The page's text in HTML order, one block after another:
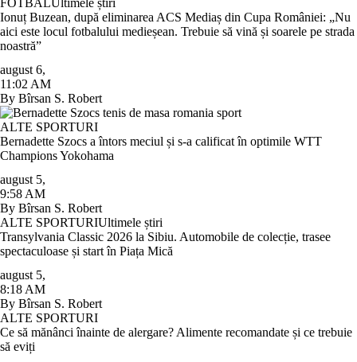
Ionuț Buzean, după eliminarea ACS Mediaș din Cupa României: „Nu
aici este locul fotbalului medieșean. Trebuie să vină și soarele pe strada
noastră”
august 6,
11:02 AM
By Bîrsan S. Robert
ALTE SPORTURI
Bernadette Szocs a întors meciul și s-a calificat în optimile WTT
Champions Yokohama
august 5,
9:58 AM
By Bîrsan S. Robert
ALTE SPORTURIUltimele știri
Transylvania Classic 2026 la Sibiu. Automobile de colecție, trasee
spectaculoase și start în Piața Mică
august 5,
8:18 AM
By Bîrsan S. Robert
ALTE SPORTURI
Ce să mănânci înainte de alergare? Alimente recomandate și ce trebuie
să eviți